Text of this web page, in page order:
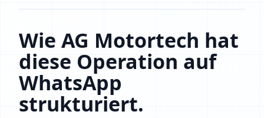
Wie AG Motortech hat
diese Operation auf
WhatsApp
strukturiert.